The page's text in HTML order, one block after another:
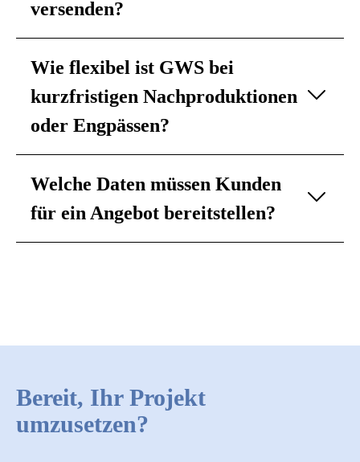
versenden?
Wie flexibel ist GWS bei
kurzfristigen Nachproduktionen
oder Engpässen?
Welche Daten müssen Kunden
für ein Angebot bereitstellen?
Bereit, Ihr Projekt
umzusetzen?